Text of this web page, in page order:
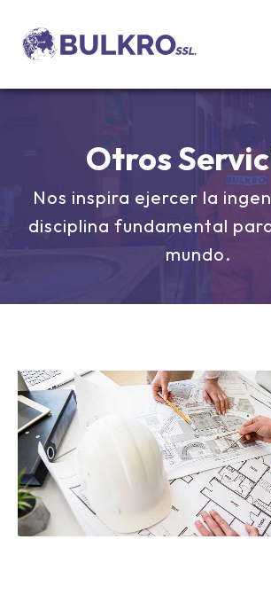
Otros
Nos inspira ejercer la
disciplina fundamental
mundo.